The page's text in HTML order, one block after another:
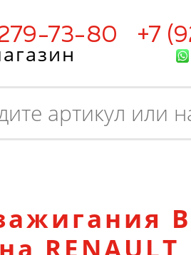
73-80 +7